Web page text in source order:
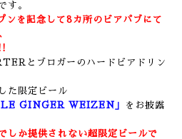
す。
を記念して8カ所のビアパブにて
とブロガーのハードビアドリン
た限定ビール
GINGER WEIZEN」
をお披露
しか提供されない超限定ビールで